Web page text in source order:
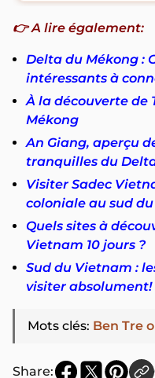
👉 A lire également:
Delta du Mékong :
intéressants à
À la découverte de
Mékong
An Giang, aperçu
tranquilles du
Visiter Sadec
coloniale au sud
Quels sites à
Vietnam 10 jours ?
Sud du Vietnam :
visiter absolument!
Mots clés: Ben Tre
Share: